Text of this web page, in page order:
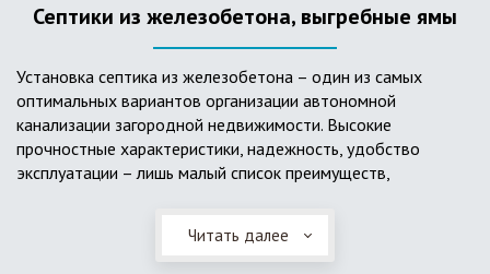
Септики из железобетона, выгребные ямы
Установка септика из железобетона – один из самых
оптимальных вариантов организации автономной
канализации загородной недвижимости. Высокие
прочностные характеристики, надежность, удобство
эксплуатации – лишь малый список преимуществ,
Он независим от источников электроэнергии, прост в
применении, и стоек к внешним механическим
Читать далее